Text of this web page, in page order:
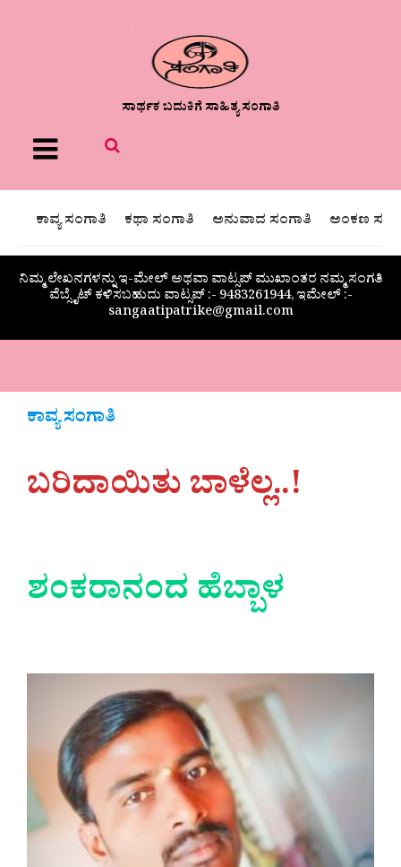
ಸಾರ್ಥಕ ಬದುಕಿಗೆ ಸಾಹಿತ್ಯ ಸಂಗಾತಿ
Menu
ಕಾವ್ಯ ಸಂಗಾತಿ ಕಥಾ ಸಂಗಾತಿ ಅನುವಾದ ಸಂಗಾತಿ ಅಂಕಣ
ನಿಮ್ಮ ಲೇಖನಗಳನ್ನು ಇ-ಮೇಲ್ ಅಥವಾ ವಾಟ್ಸಪ್ ಮುಖಾಂತರ ನಮ್ಮ ಸಂಗತಿ
ವೆಬ್ಸೈಟ್ ಕಳಿಸಬಹುದು ವಾಟ್ಸಪ್‌ :- 9483261944, ಇಮೇಲ್ :-
sangaatipatrike@gmail.com
ಕಾವ್ಯ ಸಂಗಾತಿ
ಬರಿದಾಯಿತು ಬಾಳೆಲ್ಲ..!
ಶಂಕರಾನಂದ ಹೆಬ್ಬಾಳ